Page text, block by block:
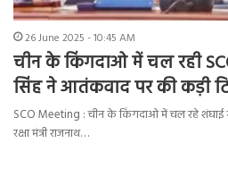
26 June 2025 - 10:45 AM
चीन के किंगदाओ में चल रही
सिंह ने आतंकवाद पर की कड़ी
SCO Meeting : चीन के किंगदाओ में चल रहे
रक्षा मंत्री राजनाथ…